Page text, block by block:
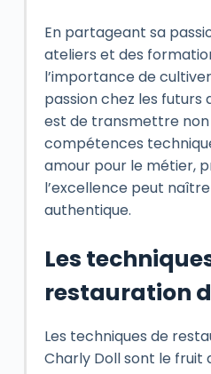
En partageant sa
ateliers et des
l’importance de
passion chez les futurs
est de transmettre
compétences
amour pour le métier,
l’excellence peut naître
authentique.
Les
restauration
Les techniques de
Charly Doll sont le fruit